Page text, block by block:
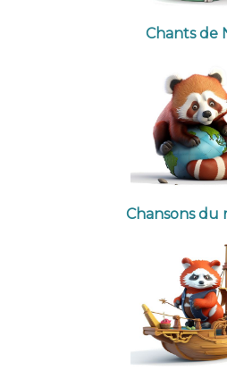
Chants de
Chansons du